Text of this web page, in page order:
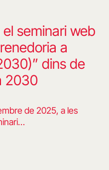
seminari web
a
dins de
2030
de 2025, a les